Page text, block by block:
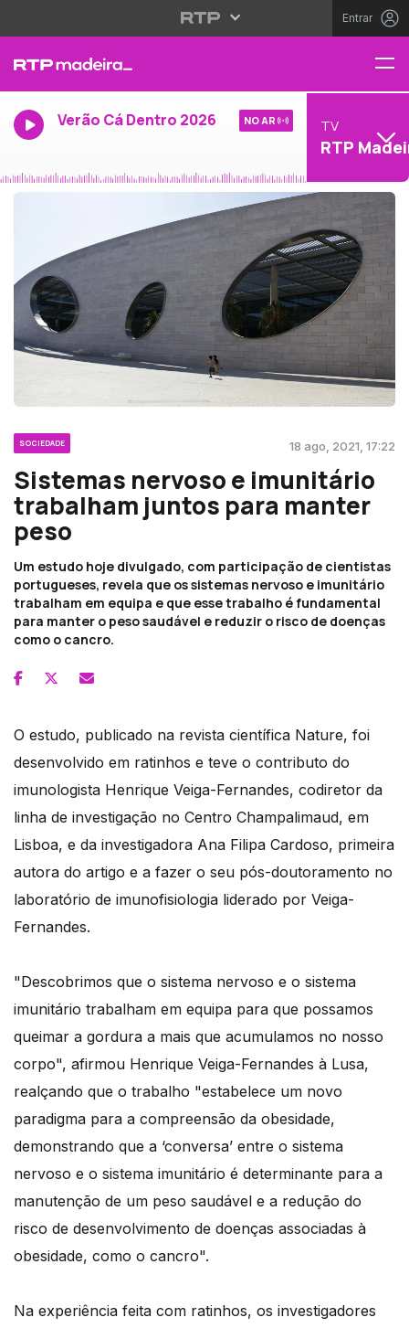
Entrar
Verão Cá Dentro 2026 NO AR TV
RTP
SOCIEDADE 18 ago, 2021, 17:22
Sistemas nervoso e imunitário
trabalham juntos para manter
peso
Um estudo hoje divulgado, com participação de cientistas
portugueses, revela que os sistemas nervoso e imunitário
trabalham em equipa e que esse trabalho é fundamental
para manter o peso saudável e reduzir o risco de doenças
como o cancro.
O estudo, publicado na revista científica Nature, foi
desenvolvido em ratinhos e teve o contributo do
imunologista Henrique Veiga-Fernandes, codiretor da
linha de investigação no Centro Champalimaud, em
Lisboa, e da investigadora Ana Filipa Cardoso, primeira
autora do artigo e a fazer o seu pós-doutoramento no
laboratório de imunofisiologia liderado por Veiga-
Fernandes.
"Descobrimos que o sistema nervoso e o sistema
imunitário trabalham em equipa para que possamos
queimar a gordura a mais que acumulamos no nosso
corpo", afirmou Henrique Veiga-Fernandes à Lusa,
realçando que o trabalho "estabelece um novo
paradigma para a compreensão da obesidade,
demonstrando que a ‘conversa’ entre o sistema
nervoso e o sistema imunitário é determinante para a
manutenção de um peso saudável e a redução do
risco de desenvolvimento de doenças associadas à
obesidade, como o cancro".
Na experiência feita com ratinhos, os investigadores